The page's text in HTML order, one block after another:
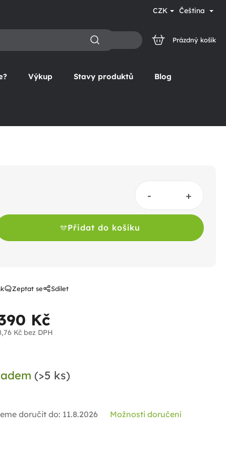
CZK Čeština
NÁKUPNÍ
Prázdný košík
Výkup Stavy produktů Blog
Kč
Kč bez DPH
(>5 ks)
doručit do: 11.8.2026 Možnosti doručení
Přidat do košíku
Zeptat se Sdílet